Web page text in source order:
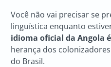
Você não vai precisar se
linguística enquanto
idioma oficial da Angola
herança dos
do Brasil.